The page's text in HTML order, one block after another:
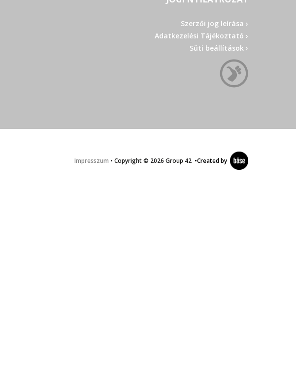
Szerzői jog leírása ›
Adatkezelési Tájékoztató ›
Süti beállítások ›
Impresszum • Copyright © 2026 Group 42 •Created by